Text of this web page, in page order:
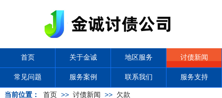
首页 关于金诚 地区服务 讨债新闻
常见问题 服务案例 联系我们 服务支持
当前位置： 首页 >> 讨债新闻 >> 欠款